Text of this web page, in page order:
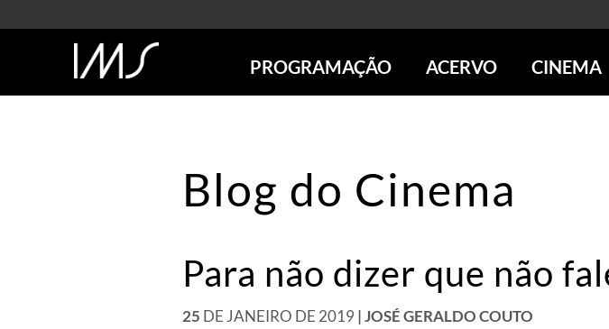
PROGRAMAÇÃO
POÇOS DE CALDAS
ONLINE
EM CARTAZ
FUTURAS
ANTERIORES
ACERVO
ICONOGRAFIA
LITERATURA
ARTE CONTEMPORÂNEA
BIBLIOTECA DE FOTOGRAFIA
CINEMA
Blog do Cinema
Para não dizer que não
25 DE JANEIRO DE 2019 | JOSÉ GERALDO COUTO